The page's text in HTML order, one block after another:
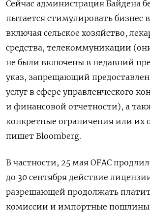
Сейчас администрация Байдена
пытается стимулировать бизнес
включая сельское хозяйство,
средства, телекоммуникации
не были включены в недавний
указ, запрещающий
услуг в сфере управленческого
и финансовой отчетности), а
конкретные ограничения или их
пишет Bloomberg.
В частности, 25 мая OFAC
до 30 сентября действие
разрешающей продолжать
комиссии и импортные